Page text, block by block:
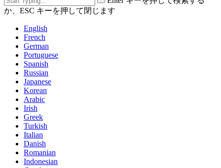
か、ESC キーを押して閉じます
English
French
German
Portuguese
Spanish
Russian
Japanese
Korean
Arabic
Irish
Greek
Turkish
Italian
Danish
Romanian
Indonesian